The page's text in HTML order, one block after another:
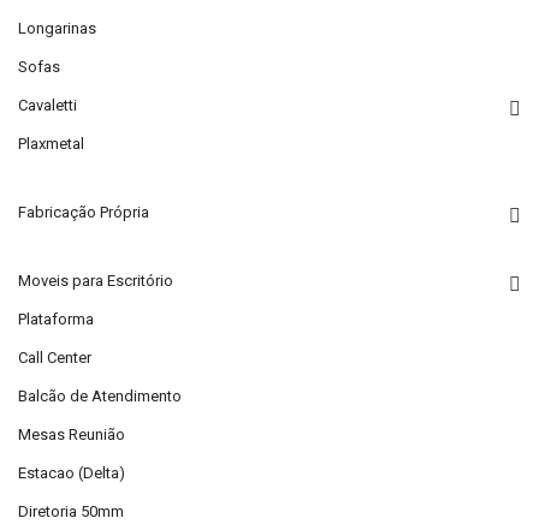
Longarinas
Sofas
Cavaletti
Plaxmetal
Fabricação Própria
Moveis para Escritório
Plataforma
Call Center
Balcão de Atendimento
Mesas Reunião
Estacao (Delta)
Diretoria 50mm